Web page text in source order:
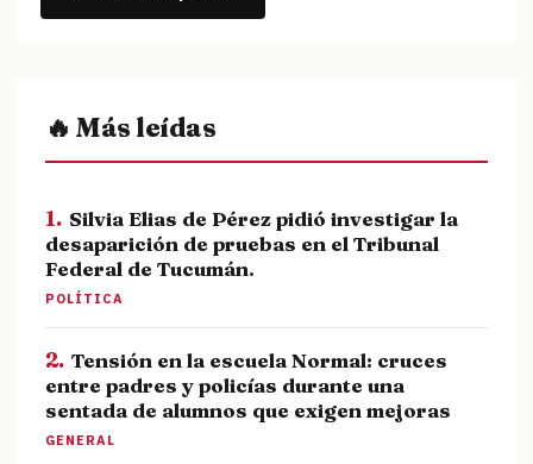
🔥 Más leídas
1. Silvia Elias de Pérez pidió investigar la
desaparición de pruebas en el Tribunal
Federal de Tucumán.
POLÍTICA
2. Tensión en la escuela Normal: cruces
entre padres y policías durante una
sentada de alumnos que exigen mejoras
GENERAL